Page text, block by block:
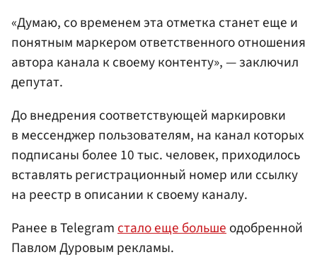
«Думаю, со временем эта отметка станет еще и
понятным маркером ответственного отношения
автора канала к своему контенту», — заключил
депутат.
До внедрения соответствующей маркировки
в мессенджер пользователям, на канал которых
подписаны более 10 тыс. человек, приходилось
вставлять регистрационный номер или ссылку
на реестр в описании к своему каналу.
Ранее в Telegramстало еще большеодобренной
Павлом Дуровым рекламы.